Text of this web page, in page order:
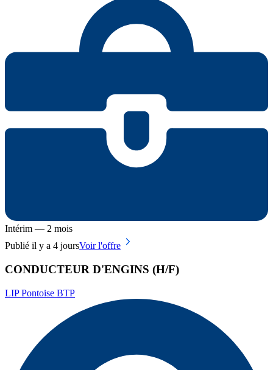
Intérim — 2 mois
Publié il y a 4 joursVoir l'offre
CONDUCTEUR D'ENGINS (H/F)
LIP Pontoise BTP